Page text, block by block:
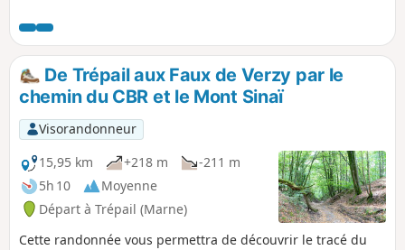
dans la montagne d'Avize. Contour du
château de Saran avec vue sur le parc en
contre-bas.
De Trépail aux Faux de Verzy par le
chemin du CBR et le Mont Sinaï
Visorandonneur
15,95 km
+218 m
-211 m
5h 10
Moyenne
Départ à Trépail (Marne)
Cette randonnée vous permettra de découvrir le tracé du